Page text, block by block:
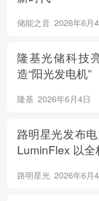
储能之音 2026年6月
隆基光储科技
造“阳光发电机”
隆基 2026年6月4日
路明星光发布
LuminFlex 以
路明星光 2026年6月